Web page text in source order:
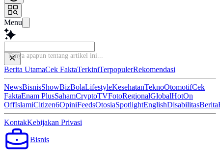
Menu
Bac
Berita UtamaCek FaktaTerkiniTerpopulerRekomendasi
NewsBisnisShowBizBolaLifestyleKesehatanTeknoOtomotifCek
FaktaEnam PlusSahamCryptoTVFotoRegionalGlobalHotOn
OffIslamiCitizen6OpiniFeedsOtosiaSpotlightEnglishDisabilitasBerita
KontakKebijakan Privasi
Bisnis